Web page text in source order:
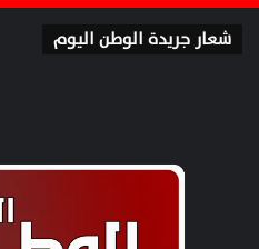
شعار جريدة الوطن اليوم